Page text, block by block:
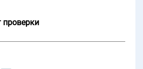
проверки